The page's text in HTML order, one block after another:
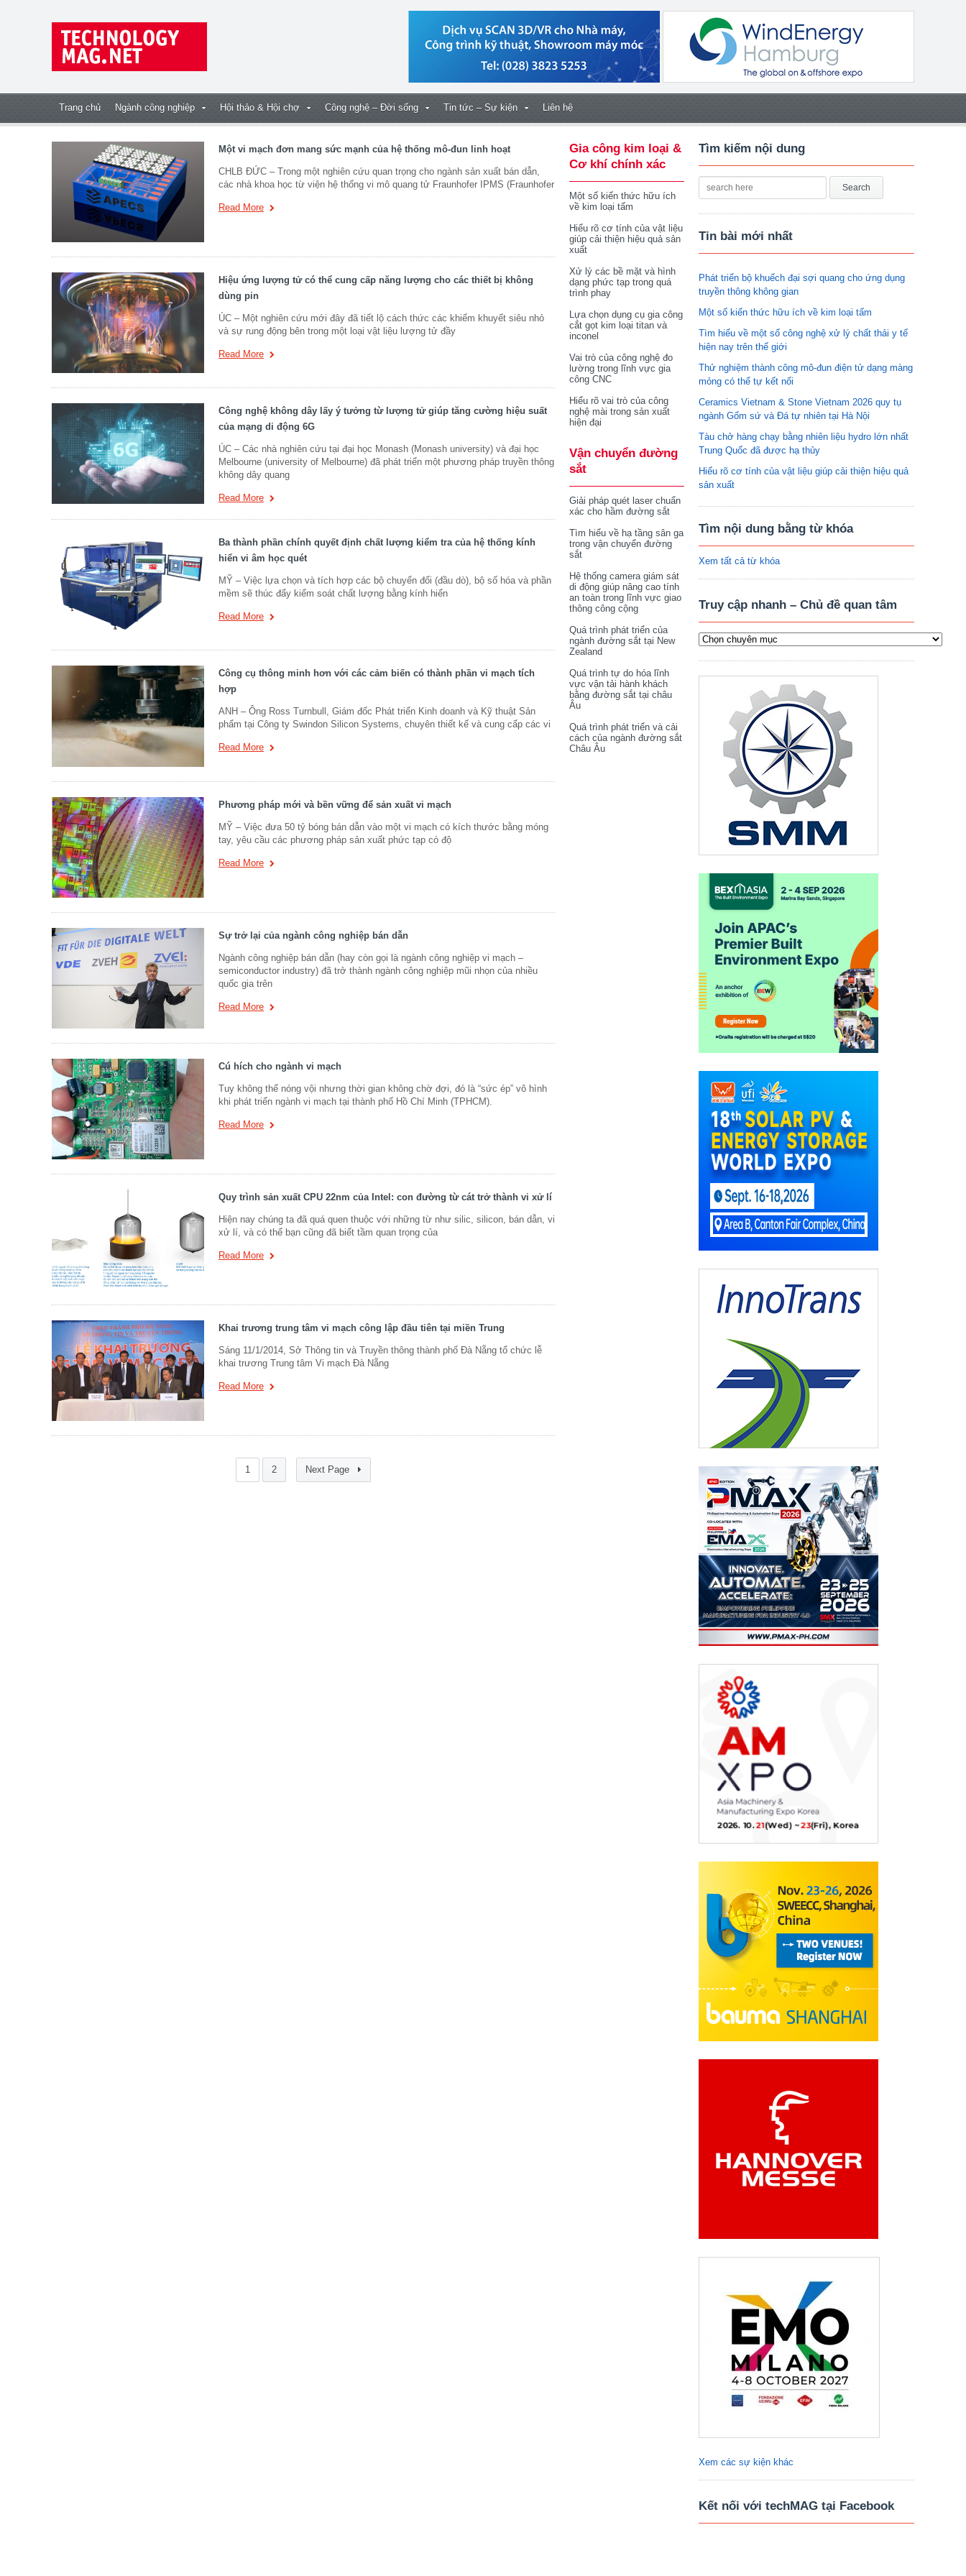
Trang chủ Ngành công nghiệp Hội thảo & Hội chợ Công nghệ – Đời sống Tin tức – Sự kiện Liên hệ
Một vi mạch đơn mang sức mạnh của hệ thống mô-đun linh hoạt
CHLB ĐỨC – Trong một nghiên cứu quan trọng cho ngành sản xuất bán dẫn,
các nhà khoa học từ viện hệ thống vi mô quang tử Fraunhofer IPMS (Fraunhofer
Read More
Hiệu ứng lượng tử có thể cung cấp năng lượng cho các thiết bị không
dùng pin
ÚC – Một nghiên cứu mới đây đã tiết lộ cách thức các khiếm khuyết siêu nhỏ
và sự rung động bên trong một loại vật liệu lượng tử đầy
Read More
Công nghệ không dây lấy ý tưởng từ lượng tử giúp tăng cường hiệu suất
của mạng di động 6G
ÚC – Các nhà nghiên cứu tại đại học Monash (Monash university) và đại học
Melbourne (university of Melbourne) đã phát triển một phương pháp truyền thông
không dây quang
Read More
Ba thành phần chính quyết định chất lượng kiểm tra của hệ thống kính
hiển vi âm học quét
MỸ – Việc lựa chọn và tích hợp các bộ chuyển đổi (đầu dò), bộ số hóa và phần
mềm sẽ thúc đẩy kiểm soát chất lượng bằng kính hiển
Read More
Công cụ thông minh hơn với các cảm biến có thành phần vi mạch tích
hợp
ANH – Ông Ross Turnbull, Giám đốc Phát triển Kinh doanh và Kỹ thuật Sản
phẩm tại Công ty Swindon Silicon Systems, chuyên thiết kế và cung cấp các vi
Read More
Phương pháp mới và bền vững để sản xuất vi mạch
MỸ – Việc đưa 50 tỷ bóng bán dẫn vào một vi mạch có kích thước bằng móng
tay, yêu cầu các phương pháp sản xuất phức tạp có độ
Read More
Sự trở lại của ngành công nghiệp bán dẫn
Ngành công nghiệp bán dẫn (hay còn gọi là ngành công nghiệp vi mạch –
semiconductor industry) đã trở thành ngành công nghiệp mũi nhọn của nhiều
quốc gia trên
Read More
Cú hích cho ngành vi mạch
Tuy không thể nóng vội nhưng thời gian không chờ đợi, đó là “sức ép” vô hình
khi phát triển ngành vi mạch tại thành phố Hồ Chí Minh (TPHCM).
Read More
Quy trình sản xuất CPU 22nm của Intel: con đường từ cát trở thành vi xử lí
Hiện nay chúng ta đã quá quen thuộc với những từ như silic, silicon, bán dẫn, vi
xử lí, và có thể bạn cũng đã biết tầm quan trọng của
Read More
Khai trương trung tâm vi mạch công lập đầu tiên tại miền Trung
Sáng 11/1/2014, Sở Thông tin và Truyền thông thành phố Đà Nẵng tổ chức lễ
khai trương Trung tâm Vi mạch Đà Nẵng
Read More
1 2 Next Page
Gia công kim loại &
Cơ khí chính xác
Một số kiến thức hữu ích
về kim loại tấm
Hiểu rõ cơ tính của vật liệu
giúp cải thiện hiệu quả sản
xuất
Xử lý các bề mặt và hình
dạng phức tạp trong quá
trình phay
Lựa chọn dụng cụ gia công
cắt gọt kim loại titan và
inconel
Vai trò của công nghệ đo
lường trong lĩnh vực gia
công CNC
Hiểu rõ vai trò của công
nghệ mài trong sản xuất
hiện đại
Vận chuyển đường
sắt
Giải pháp quét laser chuẩn
xác cho hầm đường sắt
Tìm hiểu về hạ tầng sân ga
trong vận chuyển đường
sắt
Hệ thống camera giám sát
di động giúp nâng cao tính
an toàn trong lĩnh vực giao
thông công cộng
Quá trình phát triển của
ngành đường sắt tại New
Zealand
Quá trình tự do hóa lĩnh
vực vận tải hành khách
bằng đường sắt tại châu
Âu
Quá trình phát triển và cải
cách của ngành đường sắt
Châu Âu
Tìm kiếm nội dung
Tin bài mới nhất
Phát triển bộ khuếch đại sợi quang cho ứng dụng
truyền thông không gian
Một số kiến thức hữu ích về kim loại tấm
Tìm hiểu về một số công nghệ xử lý chất thải y tế
hiện nay trên thế giới
Thử nghiệm thành công mô-đun điện tử dạng màng
mỏng có thể tự kết nối
Ceramics Vietnam & Stone Vietnam 2026 quy tụ
ngành Gốm sứ và Đá tự nhiên tại Hà Nội
Tàu chở hàng chạy bằng nhiên liệu hydro lớn nhất
Trung Quốc đã được hạ thủy
Hiểu rõ cơ tính của vật liệu giúp cải thiện hiệu quả
sản xuất
Tìm nội dung bằng từ khóa
Xem tất cả từ khóa
Truy cập nhanh – Chủ đề quan tâm
Xem các sự kiện khác
Kết nối với techMAG tại Facebook